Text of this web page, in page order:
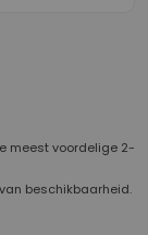
meest voordelige 2-
beschikbaarheid.